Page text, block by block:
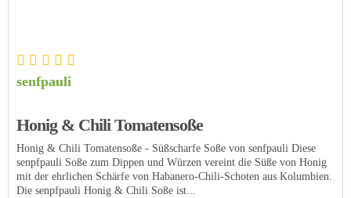
senfpauli
Honig & Chili Tomatensoße
Honig & Chili Tomatensoße - Süßscharfe Soße von senfpauli Diese
senpfpauli Soße zum Dippen und Würzen vereint die Süße von Honig
mit der ehrlichen Schärfe von Habanero-Chili-Schoten aus Kolumbien.
Die senpfpauli Honig & Chili Soße ist...